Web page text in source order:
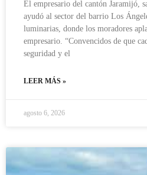
El empresario del cantón Jaramijó,
ayudó al sector del barrio Los
luminarias, donde los moradores
empresario. “Convencidos de que
seguridad y el
LEER MÁS »
agosto 6, 2026